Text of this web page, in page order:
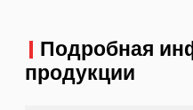
Подробная
продукции